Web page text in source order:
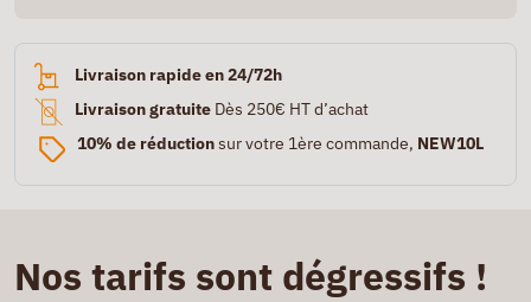
Livraison rapide en 24/72h
Livraison gratuite Dès 250€ HT d’achat
10% de réductionsur votre 1ère commande, NEW10L
Nos tarifs sont dégressifs !